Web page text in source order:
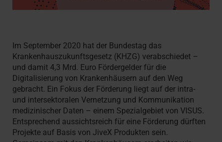
Im September 2020 hat der Bundestag das
Krankenhauszukunftsgesetz (KHZG) verabschiedet –
und damit 4,3 Mrd. Euro Fördergelder für die
Digitalisierung von Krankenhäusern auf den Weg
gebracht. Ein Fokus der Förderung liegt auf der intra-
und intersektoralen Vernetzung und Kommunikation
medizinischer Daten – einem Spezialgebiet von VISUS.
Entsprechend aussichtsreich für eine Förderung dürften
Projekte auf Basis von JiveX Produkten sein.